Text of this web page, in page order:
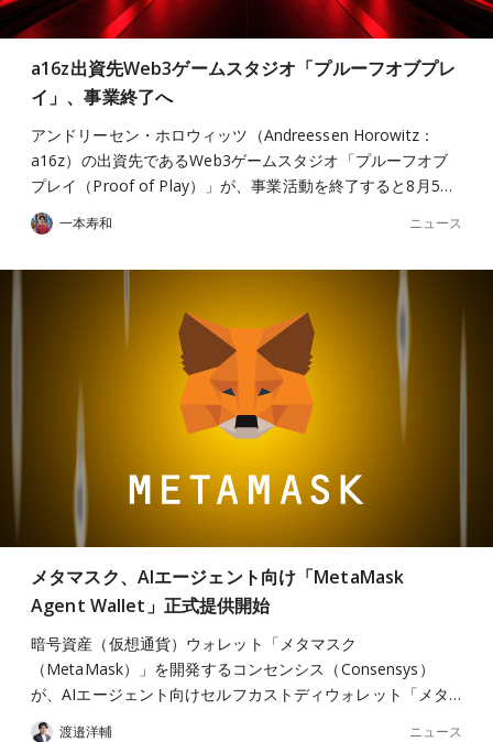
a16z出資先Web3ゲームスタジオ「プルーフオブプレ
イ」、事業終了へ
アンドリーセン・ホロウィッツ（Andreessen Horowitz：
a16z）の出資先であるWeb3ゲームスタジオ「プルーフオブ
プレイ（Proof of Play）」が、事業活動を終了すると8月5…
一本寿和 ニュース
メタマスク、AIエージェント向け「MetaMask
Agent Wallet」正式提供開始
暗号資産（仮想通貨）ウォレット「メタマスク
（MetaMask）」を開発するコンセンシス（Consensys）
が、AIエージェント向けセルフカストディウォレット「メタ…
渡邉洋輔 ニュース